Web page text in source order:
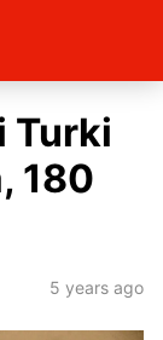
Turki
180
5 years ago